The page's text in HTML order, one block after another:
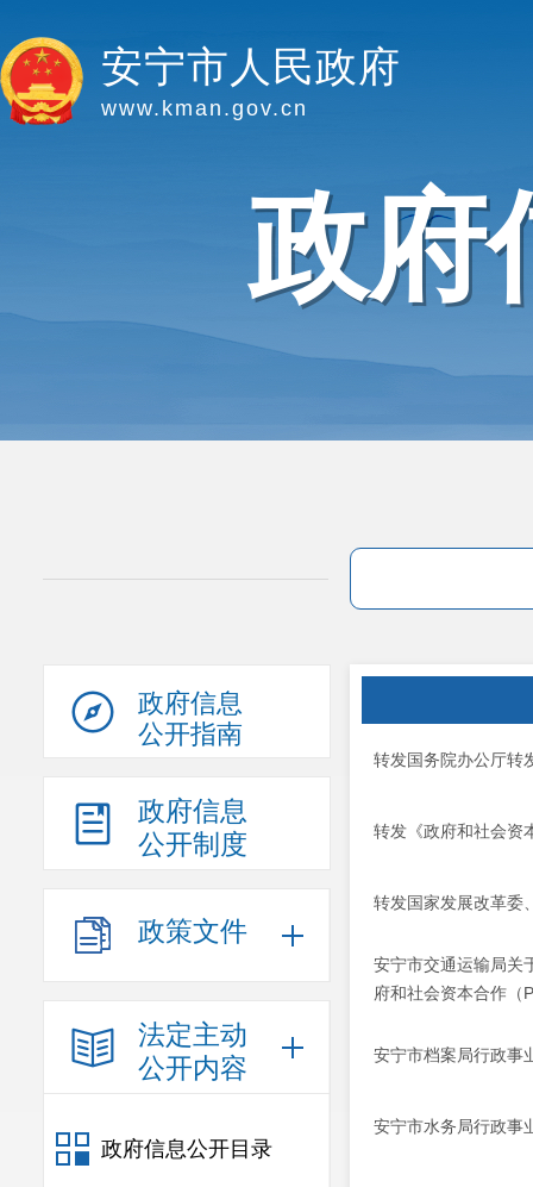
安宁市人民政府
www.kman.gov.cn
政府
政府信息
公开指南
政府信息
公开制度
政策文件
法定主动
公开内容
政府信息公开目录
转发国务院办公厅转
转发《政府和社会资
转发国家发展改革委
安宁市交通运输局关
府和社会资本合作（
安宁市档案局行政事
安宁市水务局行政事